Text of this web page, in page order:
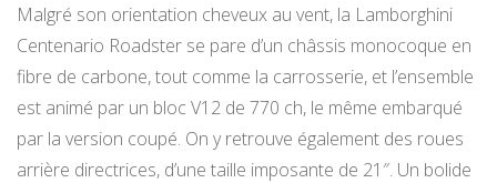
Malgré son orientation cheveux au vent, la Lamborghini
Centenario Roadster se pare d’un châssis monocoque en
fibre de carbone, tout comme la carrosserie, et l’ensemble
est animé par un bloc V12 de 770 ch, le même embarqué
par la version coupé. On y retrouve également des roues
arrière directrices, d’une taille imposante de 21″. Un bolide